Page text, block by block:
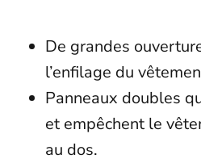
De grandes
l’enfilage du
Panneaux doubles
et empêchent le
au dos.